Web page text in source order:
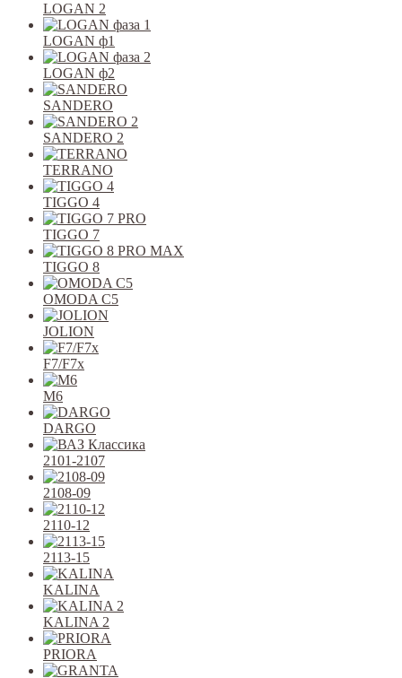
LOGAN 2
LOGAN ф1
LOGAN ф2
SANDERO
SANDERO 2
TERRANO
TIGGO 4
TIGGO 7
TIGGO 8
OMODA C5
JOLION
F7/F7x
M6
DARGO
2101-2107
2108-09
2110-12
2113-15
KALINA
KALINA 2
PRIORA